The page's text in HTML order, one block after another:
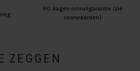
90 dagen omruilgarantie (zie
voorwaarden)
ZEGGEN